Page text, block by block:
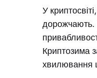
У
дорожчають.
Криптозима
хвилювання